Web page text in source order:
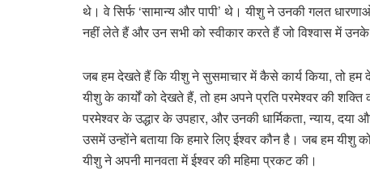
थे। वे सिर्फ ‘सामान्य और पापी’ थे। यीशु ने उनकी गलत
नहीं लेते हैं और उन सभी को स्वीकार करते हैं जो विश्वास में
जब हम देखते हैं कि यीशु ने सुसमाचार में कैसे कार्य किया, तो
यीशु के कार्यों को देखते हैं, तो हम अपने प्रति परमेश्वर की
परमेश्वर के उद्धार के उपहार, और उनकी धार्मिकता, न्याय,
उसमें उन्होंने बताया कि हमारे लिए ईश्वर कौन है। जब हम
यीशु ने अपनी मानवता में ईश्वर की महिमा प्रकट की।